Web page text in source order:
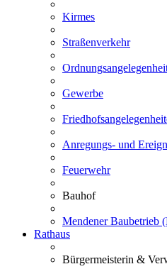
Kirmes
Straßenverkehr
Gewerbe
Anregungs- und
Feuerwehr
Bauhof
Mendener Baubetrieb
Rathaus
Bürgermeisterin &